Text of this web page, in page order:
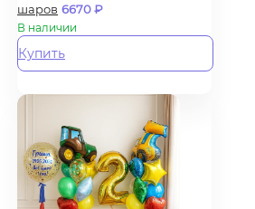
шаров 6670₽
В наличии
Купить